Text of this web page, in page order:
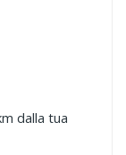
dalla tua